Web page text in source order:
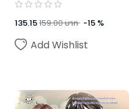
135.15159.00บาท -15 %
Add Wishlist